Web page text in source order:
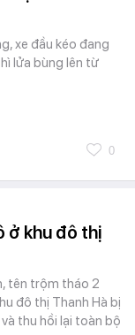
xe đầu kéo đang
lửa bùng lên từ
0
ở khu đô thị
tên trộm tháo 2
đô thị Thanh Hà bị
thu hồi lại toàn bộ